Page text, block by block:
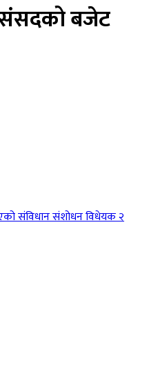
संसदको बजेट